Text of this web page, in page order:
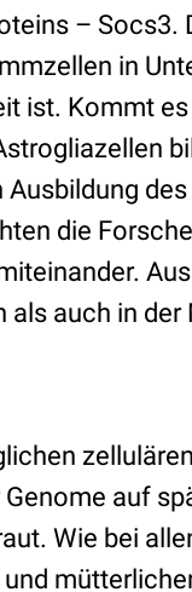
– Socs3.
in
ist. Kommt
die
auch in
auf
Wie bei